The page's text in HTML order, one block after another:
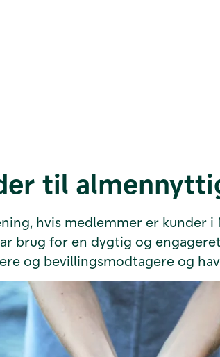
til
hvis medlemmer er kunder
brug for en dygtig og
og bevillingsmodtagere og